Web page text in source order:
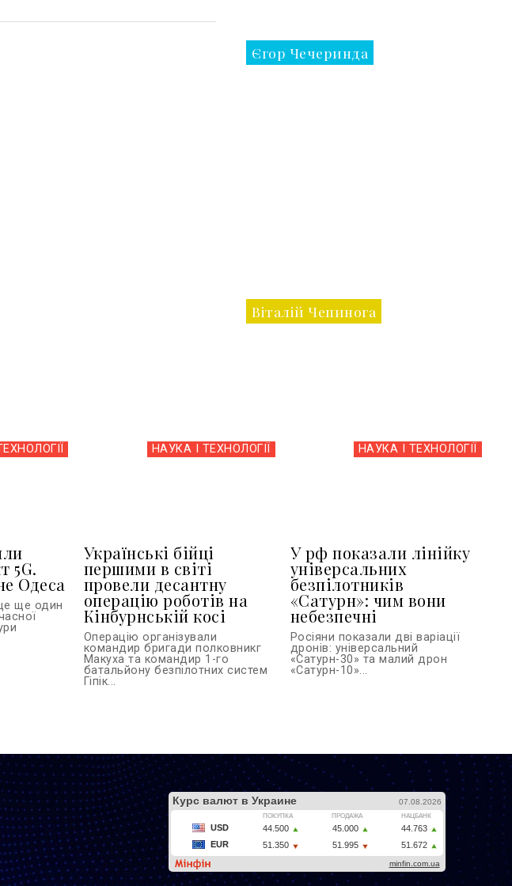
Єгор Чечеринда
Віталій Чепинога
5G.
Одеса
ще один
НАУКА І ТЕХНОЛОГІЇ
Українські бійці
першими в світі
провели десантну
операцію роботів на
Кінбурнській косі
Операцію організували
командир бригади полковникг
Макуха та командир 1-го
батальйону безпілотних систем
Гіпік...
НАУКА І ТЕХНОЛОГІЇ
У рф показали лінійку
універсальних
безпілотників
«Сатурн»: чим вони
небезпечні
Росіяни показали дві варіації
дронів: універсальний
«Сатурн-30» та малий дрон
«Сатурн-10»...